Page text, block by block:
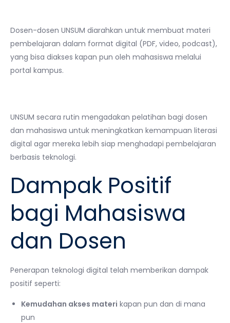
Dosen-dosen UNSUM diarahkan untuk membuat materi
pembelajaran dalam format digital (PDF, video, podcast),
yang bisa diakses kapan pun oleh mahasiswa melalui
portal kampus.
UNSUM secara rutin mengadakan pelatihan bagi dosen
dan mahasiswa untuk meningkatkan kemampuan literasi
digital agar mereka lebih siap menghadapi pembelajaran
berbasis teknologi.
Dampak Positif
bagi Mahasiswa
dan Dosen
Penerapan teknologi digital telah memberikan dampak
positif seperti:
Kemudahan akses materi kapan pun dan di mana
pun